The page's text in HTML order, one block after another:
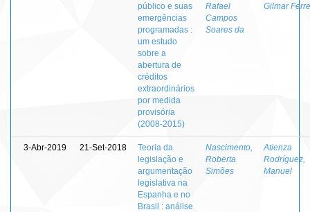
público e suas
emergências
programadas :
um estudo
sobre a
abertura de
créditos
extraordinários
por medida
provisória
(2008-2015)
Rafael
Campos
Soares da
Gilmar
3-Abr-2019 21-Set-2018
Teoria da
legislação e
argumentação
legislativa na
Espanha e no
Brasil : análise
Nascimento,
Roberta
Simões
Atienza
Rodríguez,
Manuel